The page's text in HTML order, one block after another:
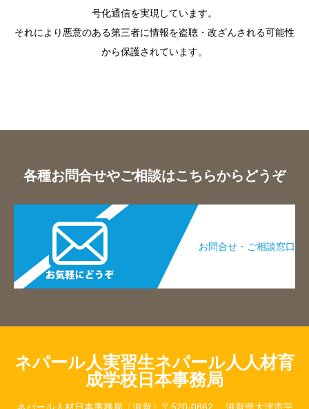
号化通信を実現しています。
それにより悪意のある第三者に情報を盗聴・改ざんされる可能性
から保護されています。
各種お問合せやご相談はこちらからどうぞ
お問合せ・ご相談窓口​
ネパール人実習生ネパール人人材育
成学校日本事務局
ネパール人材日本事務局〔滋賀〕〒520-0862 滋賀県大津市平